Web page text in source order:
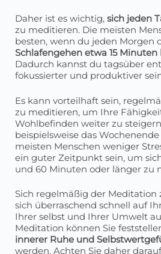
Daher ist es wichtig, sich jeden
zu meditieren. Die meisten
besten, wenn du jeden Morgen
Schlafengehen etwa 15
Dadurch kannst du tagsüber
fokussierter und produktiver
Es kann vorteilhaft sein,
zu meditieren, um Ihre
Wohlbefinden weiter zu
beispielsweise das
meisten Menschen weniger
ein guter Zeitpunkt sein, um
und 60 Minuten oder länger zu
Sich regelmäßig der Meditation
sich überraschend schnell auf
Ihrer selbst und Ihrer Umwelt
Meditation können Sie
innerer Ruhe und
werden. Achten Sie daher